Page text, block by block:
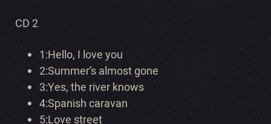
CD 2
1:Hello, I love you
2:Summer’s almost gone
3:Yes, the river knows
4:Spanish caravan
5:Love street